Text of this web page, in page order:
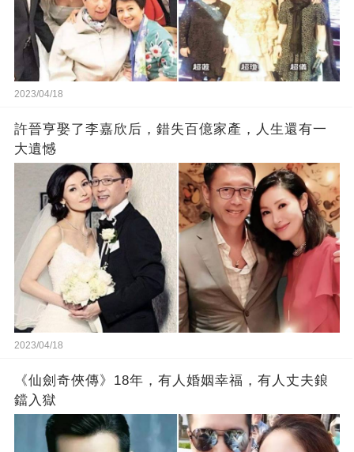
2023/04/18
許晉亨娶了李嘉欣后，錯失百億家產，人生還有一
大遺憾
2023/04/18
《仙劍奇俠傳》18年，有人婚姻幸福，有人丈夫鋃
鐺入獄